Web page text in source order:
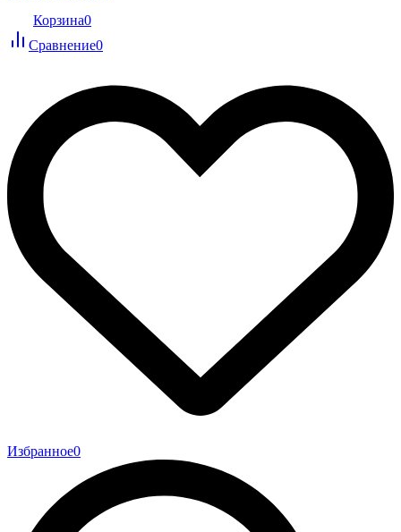
Корзина0
Сравнение0
Избранное0